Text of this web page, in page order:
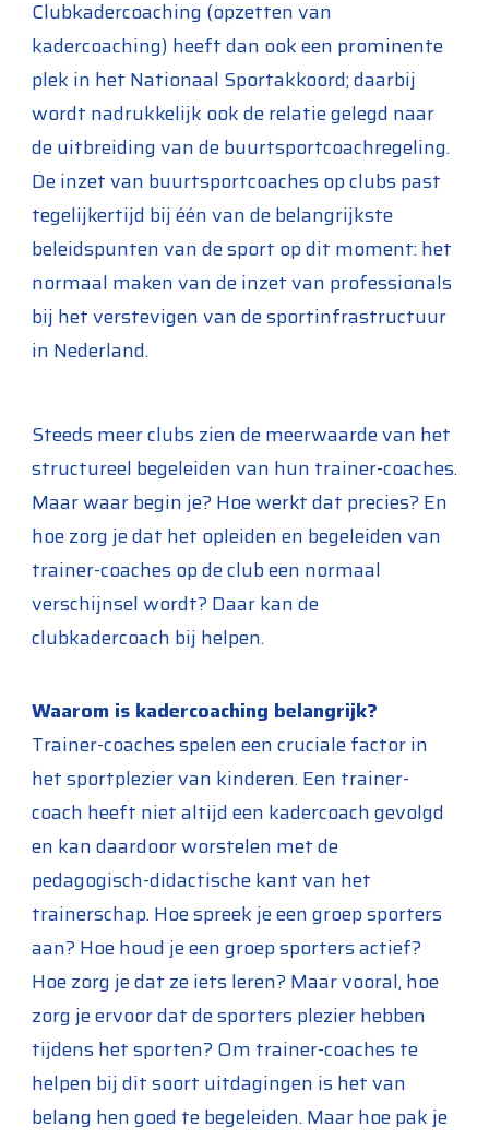
Clubkadercoaching (opzetten van
kadercoaching) heeft dan ook een prominente
plek in het Nationaal Sportakkoord; daarbij
wordt nadrukkelijk ook de relatie gelegd naar
de uitbreiding van de buurtsportcoachregeling.
De inzet van buurtsportcoaches op clubs past
tegelijkertijd bij één van de belangrijkste
beleidspunten van de sport op dit moment: het
normaal maken van de inzet van professionals
bij het verstevigen van de sportinfrastructuur
in Nederland.
Steeds meer clubs zien de meerwaarde van het
structureel begeleiden van hun trainer-coaches.
Maar waar begin je? Hoe werkt dat precies? En
hoe zorg je dat het opleiden en begeleiden van
trainer-coaches op de club een normaal
verschijnsel wordt? Daar kan de
clubkadercoach bij helpen.
Waarom is kadercoaching belangrijk?
Trainer-coaches spelen een cruciale factor in
het sportplezier van kinderen. Een trainer-
coach heeft niet altijd een kadercoach gevolgd
en kan daardoor worstelen met de
pedagogisch-didactische kant van het
trainerschap. Hoe spreek je een groep sporters
aan? Hoe houd je een groep sporters actief?
Hoe zorg je dat ze iets leren? Maar vooral, hoe
zorg je ervoor dat de sporters plezier hebben
tijdens het sporten? Om trainer-coaches te
helpen bij dit soort uitdagingen is het van
belang hen goed te begeleiden. Maar hoe pak je